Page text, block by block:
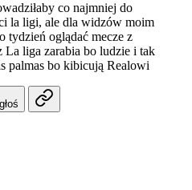
co najmniej do
la ligi, ale dla widzów moim
tydzień oglądać mecze z
liga zarabia bo ludzie i tak
palmas bo kibicują Realowi